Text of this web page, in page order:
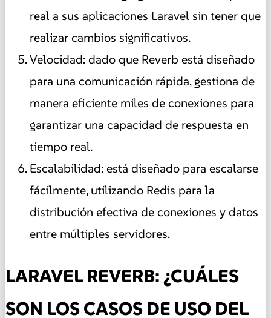
real a sus aplicaciones Laravel sin tener que
realizar cambios significativos.
Velocidad: dado que Reverb está diseñado
para una comunicación rápida, gestiona de
manera eficiente miles de conexiones para
garantizar una capacidad de respuesta en
tiempo real.
Escalabilidad: está diseñado para escalarse
fácilmente, utilizando Redis para la
distribución efectiva de conexiones y datos
entre múltiples servidores.
LARAVEL REVERB: ¿CUÁLES
SON LOS CASOS DE USO DEL